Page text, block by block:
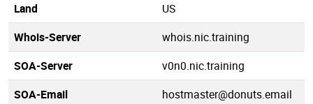
Land
US
Whois-Server
whois.nic.training
SOA-Server
v0n0.nic.training
SOA-Email
hostmaster@donuts.email